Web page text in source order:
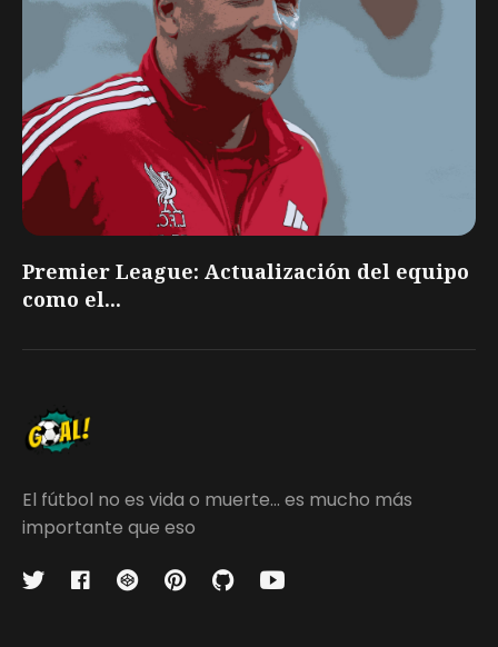
Premier League: Actualización del equipo
como el...
El fútbol no es vida o muerte... es mucho más
importante que eso